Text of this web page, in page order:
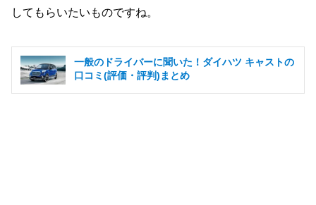
してもらいたいものですね。
一般のドライバーに聞いた！ダイハツ キャストの
口コミ(評価・評判)まとめ